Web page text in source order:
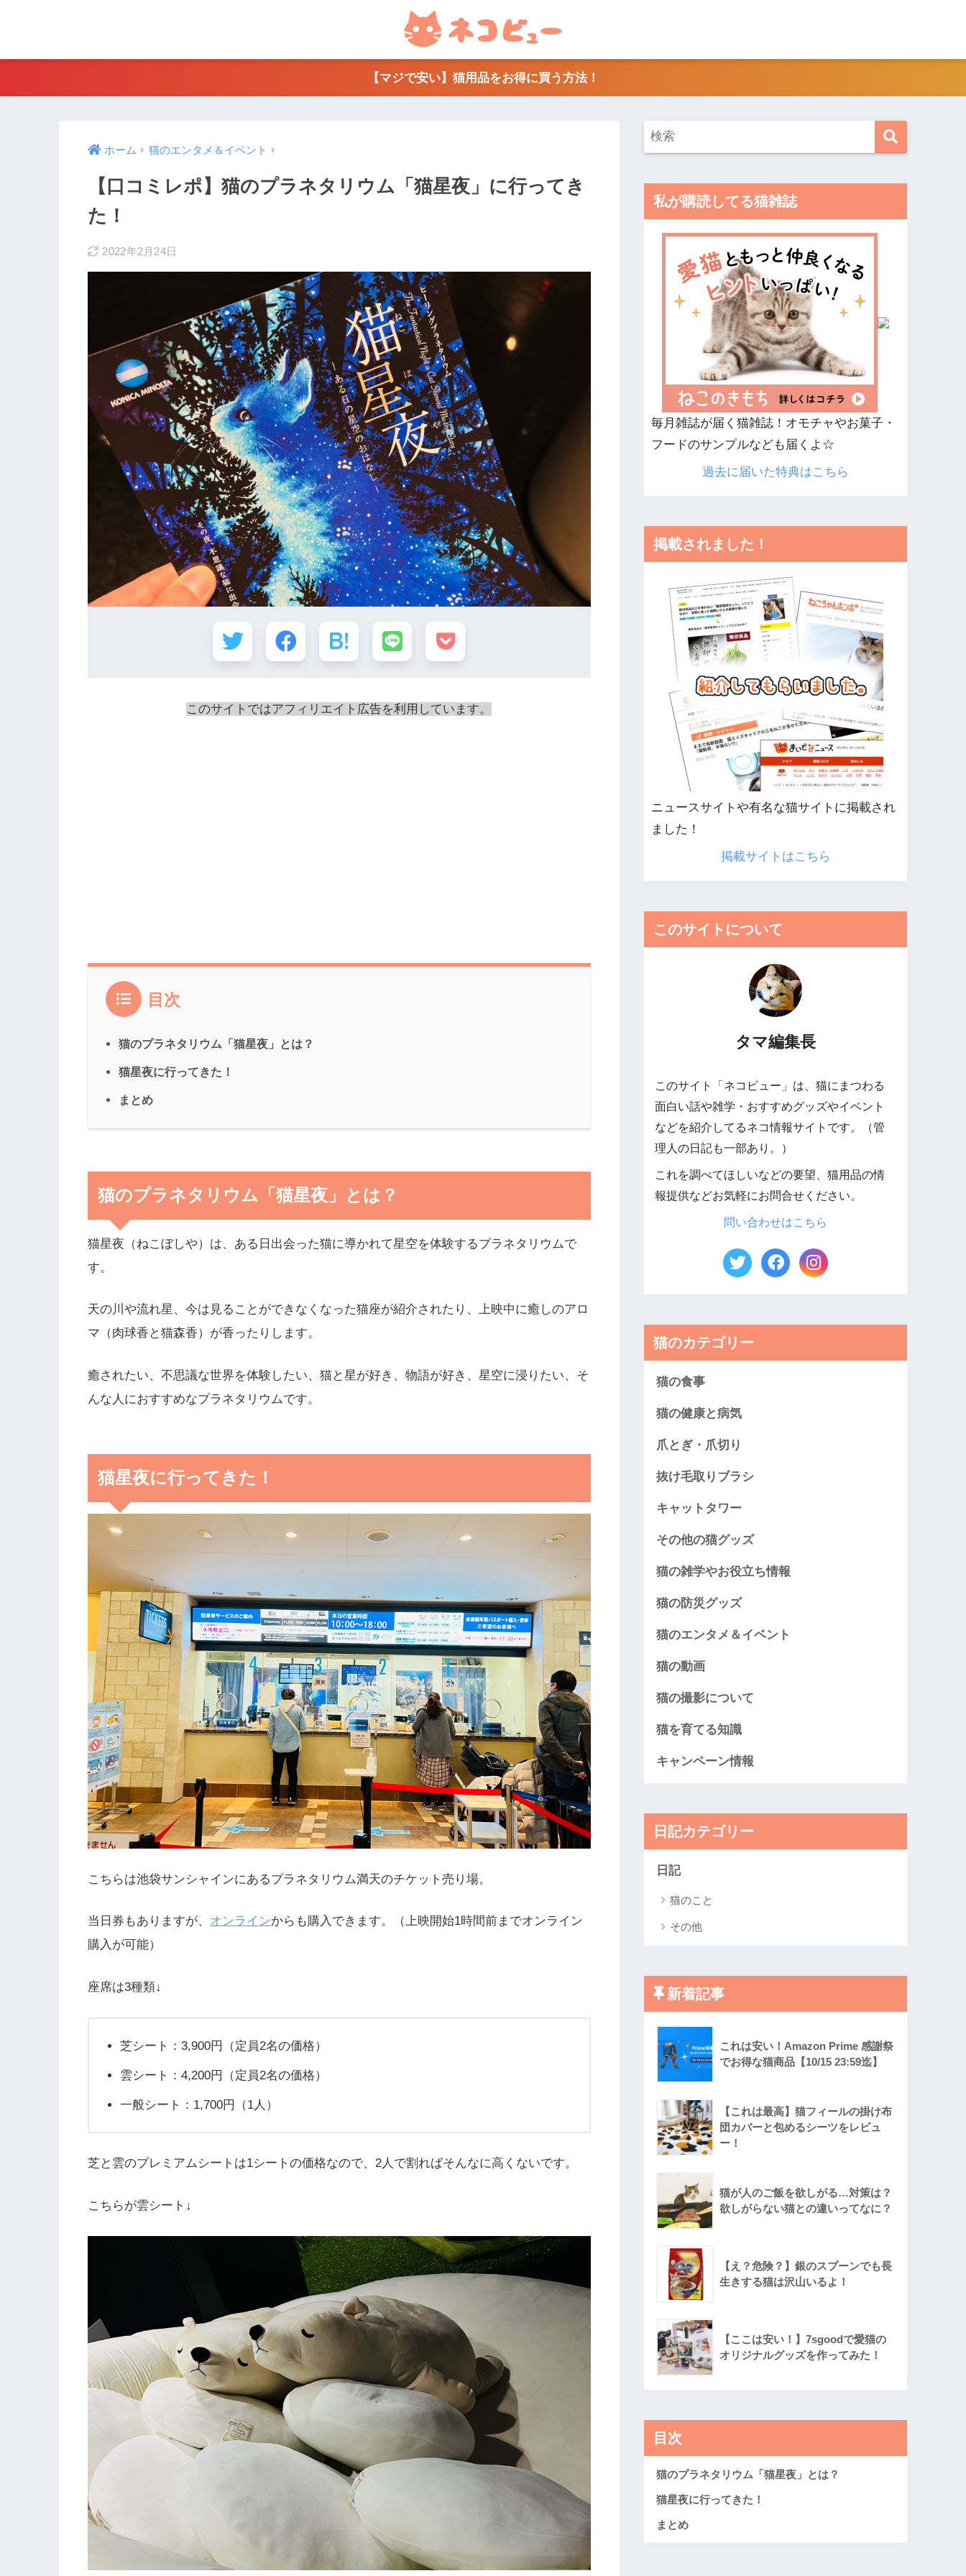
【マジで安い】猫用品をお得に買う方法！
ホーム 猫のエンタメ＆イベント
【口コミレポ】猫のプラネタリウム「猫星夜」に行ってき
た！
2022年2月24日
このサイトではアフィリエイト広告を利用しています。
目次
猫のプラネタリウム「猫星夜」とは？
猫星夜に行ってきた！
まとめ
猫のプラネタリウム「猫星夜」とは？
猫星夜（ねこぼしや）は、ある日出会った猫に導かれて星空を体験するプラネタリウムで
す。
天の川や流れ星、今は見ることができなくなった猫座が紹介されたり、上映中に癒しのアロ
マ（肉球香と猫森香）が香ったりします。
癒されたい、不思議な世界を体験したい、猫と星が好き、物語が好き、星空に浸りたい、そ
んな人におすすめなプラネタリウムです。
猫星夜に行ってきた！
こちらは池袋サンシャインにあるプラネタリウム満天のチケット売り場。
当日券もありますが、 オンラインからも購入できます。（上映開始1時間前までオンライン
購入が可能）
座席は3種類↓
芝シート：3,900円（定員2名の価格）
雲シート：4,200円（定員2名の価格）
一般シート：1,700円（1人）
芝と雲のプレミアムシートは1シートの価格なので、2人で割ればそんなに高くないです。
こちらが雲シート↓
私が購読してる猫雑誌
毎月雑誌が届く猫雑誌！オモチャやお菓子・
フードのサンプルなども届くよ☆
過去に届いた特典はこちら
掲載されました！
ニュースサイトや有名な猫サイトに掲載され
ました！
掲載サイトはこちら
このサイトについて
タマ編集長
このサイト「ネコビュー」は、猫にまつわる
面白い話や雑学・おすすめグッズやイベント
などを紹介してるネコ情報サイトです。（管
理人の日記も一部あり。）
これを調べてほしいなどの要望、猫用品の情
報提供などお気軽にお問合せください。
問い合わせはこちら
猫のカテゴリー
猫の食事
猫の健康と病気
爪とぎ・爪切り
抜け毛取りブラシ
キャットタワー
その他の猫グッズ
猫の雑学やお役立ち情報
猫の防災グッズ
猫のエンタメ＆イベント
猫の動画
猫の撮影について
猫を育てる知識
キャンペーン情報
日記カテゴリー
日記
猫のこと
その他
新着記事
これは安い！Amazon Prime 感謝祭
でお得な猫商品【10/15 23:59迄】
【これは最高】猫フィールの掛け布
団カバーと包めるシーツをレビュ
ー！
猫が人のご飯を欲しがる…対策は？
欲しがらない猫との違いってなに？
【え？危険？】銀のスプーンでも長
生きする猫は沢山いるよ！
【ここは安い！】7sgoodで愛猫の
オリジナルグッズを作ってみた！
目次
猫のプラネタリウム「猫星夜」とは？
猫星夜に行ってきた！
まとめ